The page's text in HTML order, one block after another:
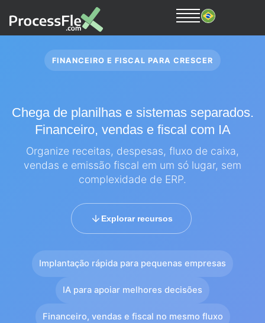
FINANCEIRO E FISCAL PARA CRESCER
Chega de planilhas e sistemas separados.
Financeiro, vendas e fiscal com IA
Organize receitas, despesas, fluxo de caixa,
vendas e emissão fiscal em um só lugar, sem
complexidade de ERP.
Explorar recursos
Implantação rápida para pequenas empresas
IA para apoiar melhores decisões
Financeiro, vendas e fiscal no mesmo fluxo